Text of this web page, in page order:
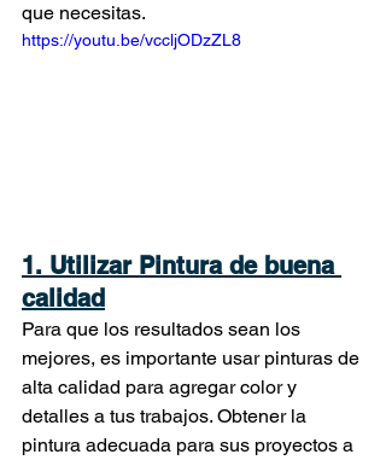
que necesitas.
https://youtu.be/vccljODzZL8
1. Utilizar Pintura de buena
calidad
Para que los resultados sean los
mejores, es importante usar pinturas de
alta calidad para agregar color y
detalles a tus trabajos. Obtener la
pintura adecuada para sus proyectos a